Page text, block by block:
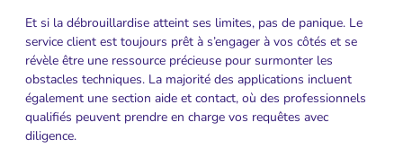
Et si la débrouillardise atteint ses limites, pas de panique. Le
service client est toujours prêt à s’engager à vos côtés et se
révèle être une ressource précieuse pour surmonter les
obstacles techniques. La majorité des applications incluent
également une section aide et contact, où des professionnels
qualifiés peuvent prendre en charge vos requêtes avec
diligence.